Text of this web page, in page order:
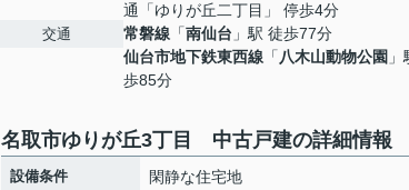
交通
通「ゆりが丘二丁目」 停歩4分
常磐線 「南仙台 」駅 徒歩77分
仙台市地下鉄東西線 「 八木山動物公園
歩85分
名取市ゆりが丘3丁目 中古戸建の詳細情報
設備条件
閑静な住宅地